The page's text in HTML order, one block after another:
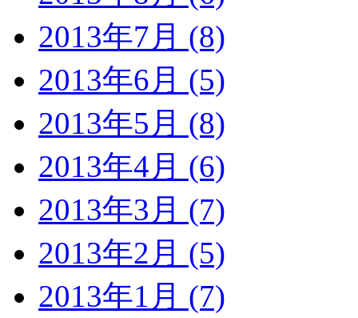
2013年7月 (8)
2013年6月 (5)
2013年5月 (8)
2013年4月 (6)
2013年3月 (7)
2013年2月 (5)
2013年1月 (7)